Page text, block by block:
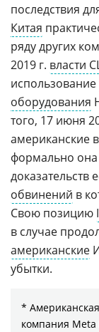
последствия
Китая
ряду других
2019 г. власти
использование
оборудования
того, 17 июня
американские
формально она
доказательств
обвинений в
Свою позицию
в случае
американские
убытки.
*
компания Meta